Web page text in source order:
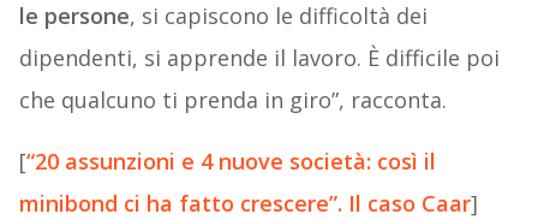
le persone, si capiscono le difficoltà dei
dipendenti, si apprende il lavoro. È difficile poi
che qualcuno ti prenda in giro”, racconta.
[“20 assunzioni e 4 nuove società: così il
minibond ci ha fatto crescere”. Il caso Caar]